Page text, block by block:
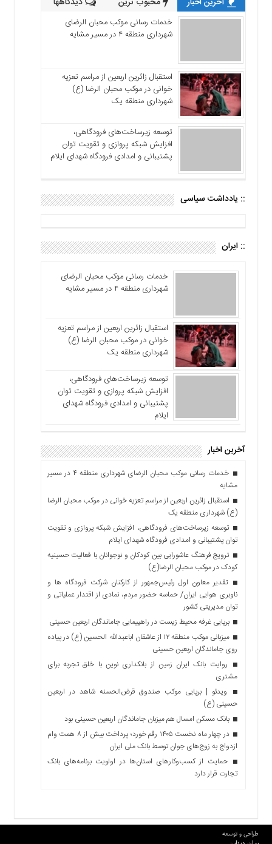
خدمات رسانی موکب محبان الرضای
شهرداری منطقه ۴ در مسیر مشایه
استقبال زائرین اربعین از مراسم تعزیه
خوانی در موکب محبان الرضا (ع)
شهرداری منطقه یک
توسعه زیرساخت‌های فرودگاهی،
افزایش شبکه پروازی و تقویت توان
پشتیبانی و امدادی فرودگاه شهدای ایلام
:: یادداشت سیاسی
:: ایران
خدمات رسانی موکب محبان الرضای
شهرداری منطقه ۴ در مسیر مشایه
استقبال زائرین اربعین از مراسم تعزیه
خوانی در موکب محبان الرضا (ع)
شهرداری منطقه یک
توسعه زیرساخت‌های فرودگاهی،
افزایش شبکه پروازی و تقویت توان
پشتیبانی و امدادی فرودگاه شهدای
ایلام
آخرین اخبار
خدمات رسانی موکب محبان الرضای شهرداری منطقه ۴ در مسیر
مشایه
استقبال زائرین اربعین از مراسم تعزیه خوانی در موکب محبان الرضا
(ع) شهرداری منطقه یک
توسعه زیرساخت‌های فرودگاهی، افزایش شبکه پروازی و تقویت
توان پشتیبانی و امدادی فرودگاه شهدای ایلام
ترویج فرهنگ عاشورایی بین کودکان و نوجوانان با فعالیت حسینیه
کودک در موکب محبان الرضا(ع)
تقدیر معاون اول رئیس‌جمهور از کارکنان شرکت فرودگاه ها و
ناوبری هوایی ایران/ حماسه حضور مردم، نمادی از اقتدار عملیاتی و
توان مدیریتی کشور
برپایی غرفه محیط زیست در راهپیمایی جاماندگان اربعین حسینی
میزبانی موکب منطقه ۱۲ از عاشقان اباعبدالله الحسین (ع) در پیاده
روی جاماندگان اربعین حسینی
روایت بانک ایران زمین از بانکداری نوین با خلق تجربه برای
مشتری
ویدئو | برپایی موکب صندوق قرض‌الحسنه شاهد در اربعین
حسینی (ع)
بانک مسکن امسال هم میزبان جاماندگان اربعین حسینی بود
در چهار ماه نخست ۱۴۰۵ رقم خورد؛ پرداخت بیش از ۸ همت وام
ازدواج به زوج‌های جوان توسط بانک ملی ایران
حمایت از کسب‌وکارهای استان‌ها در اولویت برنامه‌های بانک
تجارت قرار دارد
طراحی و توسعه